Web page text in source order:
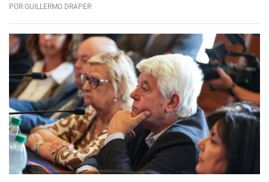
POR GUILLERMO DRAPER